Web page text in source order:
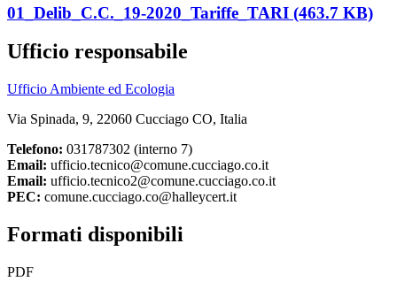
01_Delib_C.C._19-2020_Tariffe_TARI (463.7 KB)
Ufficio responsabile
Ufficio Ambiente ed Ecologia
Via Spinada, 9, 22060 Cucciago CO, Italia
Telefono: 031787302 (interno 7)
Email: ufficio.tecnico@comune.cucciago.co.it
Email: ufficio.tecnico2@comune.cucciago.co.it
PEC: comune.cucciago.co@halleycert.it
Formati disponibili
PDF